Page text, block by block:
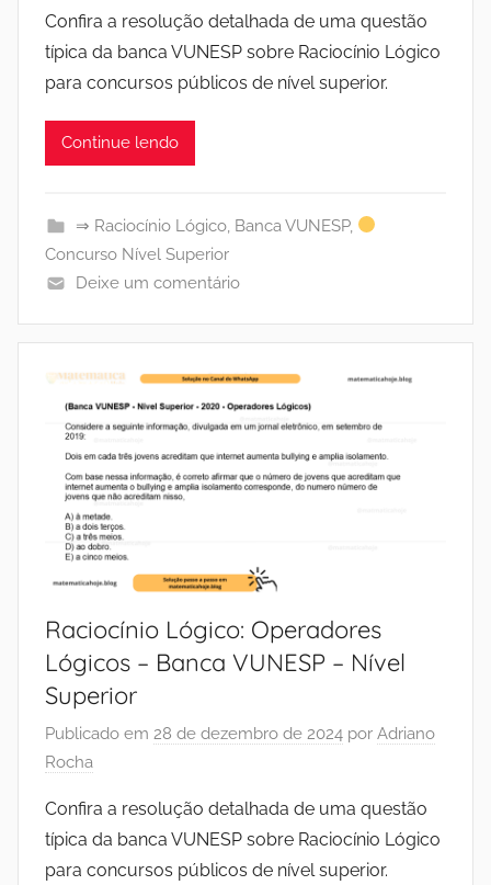
Confira a resolução detalhada de uma questão
típica da banca VUNESP sobre Raciocínio Lógico
para concursos públicos de nível superior.
Continue lendo
⇒ Raciocínio Lógico, Banca VUNESP,
Concurso Nível Superior
Deixe um comentário
Raciocínio Lógico: Operadores
Lógicos – Banca VUNESP – Nível
Superior
Publicado em 28 de dezembro de 2024 por Adriano
Rocha
Confira a resolução detalhada de uma questão
típica da banca VUNESP sobre Raciocínio Lógico
para concursos públicos de nível superior.